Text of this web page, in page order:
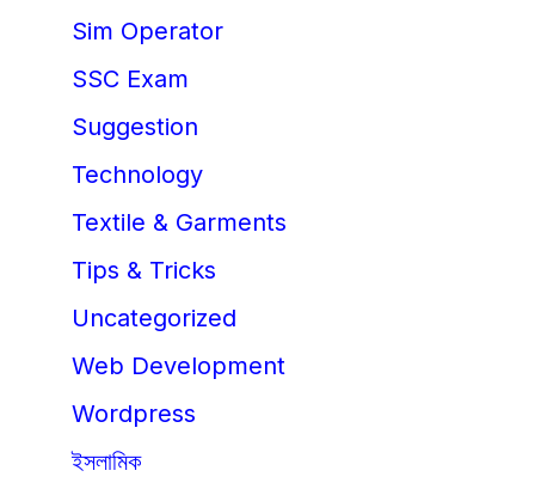
Sim Operator
SSC Exam
Suggestion
Technology
Textile & Garments
Tips & Tricks
Uncategorized
Web Development
Wordpress
ইসলামিক